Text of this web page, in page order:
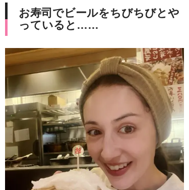
お寿司でビールをちびちびとや
っていると……